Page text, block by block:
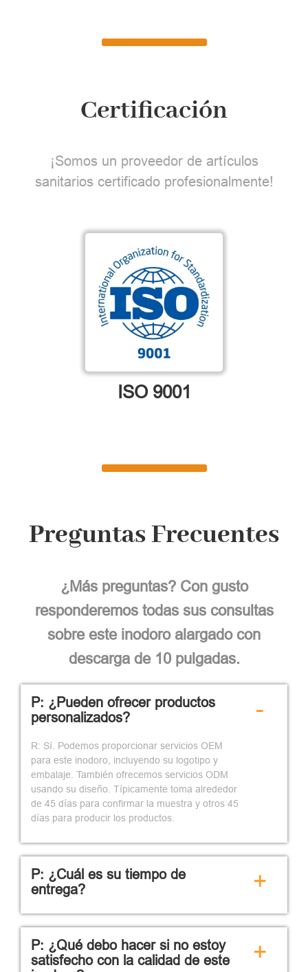
Certificación
¡Somos un proveedor de artículos
sanitarios certificado profesionalmente!
ISO 9001
Preguntas Frecuentes
¿Más preguntas? Con gusto
responderemos todas sus consultas
sobre este inodoro alargado con
descarga de 10 pulgadas.
P: ¿Pueden ofrecer productos
personalizados?
R: Sí. Podemos proporcionar servicios OEM
para este inodoro, incluyendo su logotipo y
embalaje. También ofrecemos servicios ODM
usando su diseño. Típicamente toma alrededor
de 45 días para confirmar la muestra y otros 45
días para producir los productos.
-
P: ¿Cuál es su tiempo de
entrega?
+
P: ¿Qué debo hacer si no estoy
satisfecho con la calidad de este
+